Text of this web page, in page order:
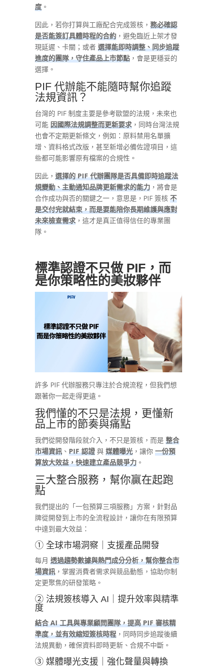
度 。
因此，若你打算與工廠配合完成簽核，務必確認
是否能簽訂具體時程的合約 ，避免臨近上架才發
現延遲、卡關；或者選擇能即時調整、同步追蹤
進度的團隊，守住產品上市節點 ，會是更穩妥的
選擇。
PIF 代辦能不能隨時幫你追蹤
法規資訊？
台灣的 PIF 制度主要是參考歐盟的法規，未來也
可能因國際法規調整而更新要求 ，同時台灣法規
也會不定期更新條文，例如：原料禁用名單擴
增、資料格式改版，甚至新增必備佐證項目，這
些都可能影響原有檔案的合規性。
因此，選擇的 PIF 代辦團隊是否具備即時追蹤法
規變動、主動通知品牌更新需求的能力 ，將會是
合作成功與否的關鍵之一，意思是，PIF 簽核不
是交付完就結束，而是要能陪你長期維護與應對
未來檢查需求 ，這才是真正值得信任的專業團
隊。
標準認證不只做 PIF，而
是你策略性的美妝夥伴
許多 PIF 代辦服務只專注於合規流程，但我們想
跟著你一起走得更遠。
我們懂的不只是法規，更懂新
品上市的節奏與痛點
我們從開發階段就介入，不只是簽核，而是整合
市場資訊 、PIF 認證 與媒體曝光 ，讓你一份預
算放大效益，快速建立產品競爭力 。
三大整合服務，幫你贏在起跑
點
我們提出的「一包預算三項服務」方案，針對品
牌從開發到上市的全流程設計，讓你在有限預算
中達到最大效益：
① 全球市場洞察｜支援產品開發
每月透過趨勢數據與熱門成分分析，幫你整合市
場資訊 ，掌握消費者需求與競品動態，協助你制
定更聚焦的研發策略。
② 法規簽核導入 AI｜提升效率與精準
度
結合 AI 工具與專業顧問團隊，提高 PIF 審核精
準度，並有效縮短簽核時程 ，同時同步追蹤後續
法規異動，確保資料即時更新、合規不中斷。
③ 媒體曝光支援｜強化聲量與轉換